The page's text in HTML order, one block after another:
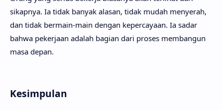
sikapnya. Ia tidak banyak alasan, tidak mudah menyerah,
dan tidak bermain-main dengan kepercayaan. Ia sadar
bahwa pekerjaan adalah bagian dari proses membangun
masa depan.
Kesimpulan